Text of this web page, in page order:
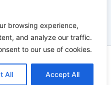
browsing experience,
and analyze our traffic.
to our use of cookies.
All Accept All
| Powered byAstra
Theme